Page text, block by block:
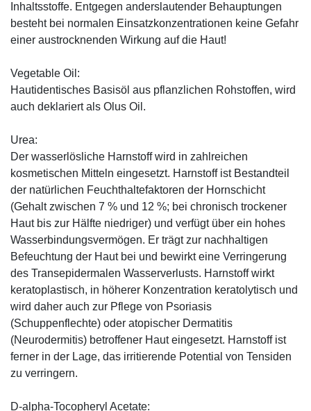
Inhaltsstoffe. Entgegen anderslautender Behauptungen
besteht bei normalen Einsatzkonzentrationen keine Gefahr
einer austrocknenden Wirkung auf die Haut!
Vegetable Oil:
Hautidentisches Basisöl aus pflanzlichen Rohstoffen, wird
auch deklariert als Olus Oil.
Urea:
Der wasserlösliche Harnstoff wird in zahlreichen
kosmetischen Mitteln eingesetzt. Harnstoff ist Bestandteil
der natürlichen Feuchthaltefaktoren der Hornschicht
(Gehalt zwischen 7 % und 12 %; bei chronisch trockener
Haut bis zur Hälfte niedriger) und verfügt über ein hohes
Wasserbindungsvermögen. Er trägt zur nachhaltigen
Befeuchtung der Haut bei und bewirkt eine Verringerung
des Transepidermalen Wasserverlusts. Harnstoff wirkt
keratoplastisch, in höherer Konzentration keratolytisch und
wird daher auch zur Pflege von Psoriasis
(Schuppenflechte) oder atopischer Dermatitis
(Neurodermitis) betroffener Haut eingesetzt. Harnstoff ist
ferner in der Lage, das irritierende Potential von Tensiden
zu verringern.
D-alpha-Tocopheryl Acetate: